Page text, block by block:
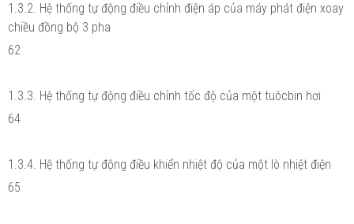
1.3.2. Hệ thống tự động điều chỉnh điện áp của máy phát điện xoay
chiều đồng bộ 3 pha
62
1.3.3. Hệ thống tự động điều chỉnh tốc độ của một tuôcbin hơi
64
1.3.4. Hệ thống tự động điều khiển nhiệt độ của một lò nhiệt điện
65